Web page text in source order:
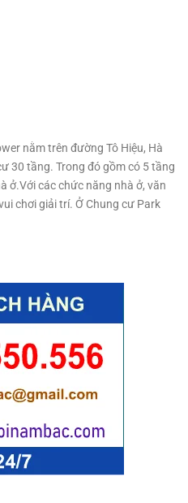
nằm trên đường Tô Hiệu, Hà
30 tầng. Trong đó gồm có 5 tầng
ở.Với các chức năng nhà ở, văn
chơi giải trí. Ở Chung cư Park